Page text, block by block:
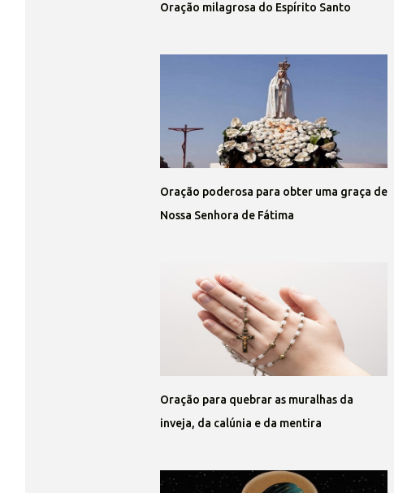
Oração milagrosa do Espírito Santo
Oração poderosa para obter uma graça de
Nossa Senhora de Fátima
Oração para quebrar as muralhas da
inveja, da calúnia e da mentira